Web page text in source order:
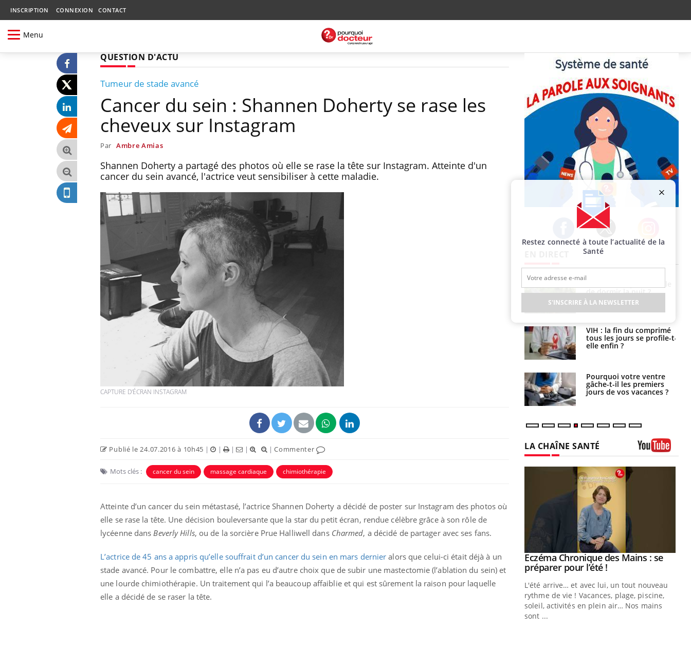
INSCRIPTION CONNEXION CONTACT
Menu
QUESTION D'ACTU
Tumeur de stade avancé
Cancer du sein : Shannen Doherty se rase les
cheveux sur Instagram
Par Ambre Amias
Shannen Doherty a partagé des photos où elle se rase la tête sur Instagram. Atteinte d'un
cancer du sein avancé, l'actrice veut sensibiliser à cette maladie.
CAPTURE D'ÉCRAN INSTAGRAM
Publié le 24.07.2016 à 10h45 | | | | |Commenter
Mots clés : cancer du sein massage cardiaque chimiothérapie
Atteinte d’un cancer du sein métastasé, l’actrice Shannen Doherty a décidé de poster sur Instagram des photos où
elle se rase la tête. Une décision bouleversante que la star du petit écran, rendue célèbre grâce à son rôle de
lycéenne dans Beverly Hills, ou de la sorcière Prue Halliwell dans Charmed, a décidé de partager avec ses fans.
L’actrice de 45 ans a appris qu’elle souffrait d’un cancer du sein en mars dernieralors que celui-ci était déjà à un
stade avancé. Pour le combattre, elle n’a pas eu d’autre choix que de subir une mastectomie (l’ablation du sein) et
une lourde chimiothérapie. Un traitement qui l’a beaucoup affaiblie et qui est sûrement la raison pour laquelle
elle a décidé de se raser la tête.
Facebook Twitter Instagram
Hantavirus : un cas
détecté chez un touriste
en France
Mortalité infantile : un
rapport s’interroge sur
son taux élevé en France
Grossesse à risque : ce jus
naturel attire l'attention
des chercheurs
Toujours connectés :
comment le travail
empiète de plus en plus
sur nos soirées
Cancer colorectal : une
stratégie simple aurait
de dormir la nuit ?
VIH : la fin du comprimé
tous les jours se profile-t-
elle enfin ?
Pourquoi votre ventre
gâche-t-il les premiers
jours de vos vacances ?
LA CHAÎNE SANTÉ
Eczéma Chronique des Mains :
expliquer ma maladieYoutube
Il y a des sujets qui sont faciles à aborder...
d'autres non ! D'un côté, poser des
Youtube
Carence en fer : comprendre pour
prévenirYoutube
Fatigue, irritabilité, brouillard mental ou
Youtube
Insuline & Charge mentale : et si on
osait en parler??Youtube
En 2026, l'insuline dans le diabète de type 2
Youtube
Eczéma Chronique des Mains : se
préparer pour l’été !Youtube
L'été arrive… et avec lui, un tout nouveau
rythme de vie ! Vacances, plage, piscine,
soleil, activités en plein air… Nos mains
sont ...
Restez connecté à toute l’actualité de la
Santé
S'INSCRIRE À LA NEWSLETTER